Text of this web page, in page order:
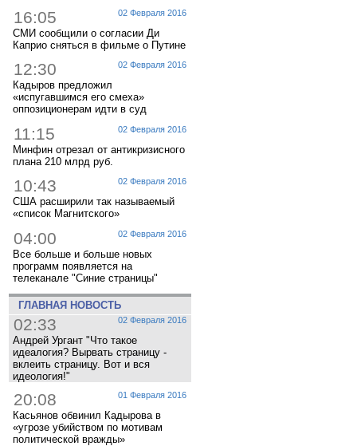
02 Февраля 2016
16:05
СМИ сообщили о согласии Ди
Каприо сняться в фильме о Путине
02 Февраля 2016
12:30
Кадыров предложил
«испугавшимся его смеха»
оппозиционерам идти в суд
02 Февраля 2016
11:15
Минфин отрезал от антикризисного
плана 210 млрд руб.
02 Февраля 2016
10:43
США расширили так называемый
«список Магнитского»
02 Февраля 2016
04:00
Все больше и больше новых
программ появляется на
телеканале "Синие страницы"
ГЛАВНАЯ НОВОСТЬ
02 Февраля 2016
02:33
Андрей Ургант "Что такое
идеалогия? Вырвать страницу -
вклеить страницу. Вот и вся
идеология!"
01 Февраля 2016
20:08
Касьянов обвинил Кадырова в
«угрозе убийством по мотивам
политической вражды»